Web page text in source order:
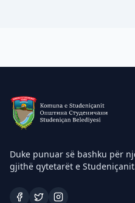
Duke punuar së bashku për
gjithë qytetarët e